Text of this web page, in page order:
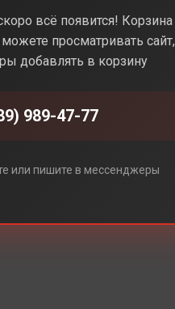
всё появится! Корзина
просматривать сайт,
добавлять в корзину
989-47-77
или пишите в мессенджеры